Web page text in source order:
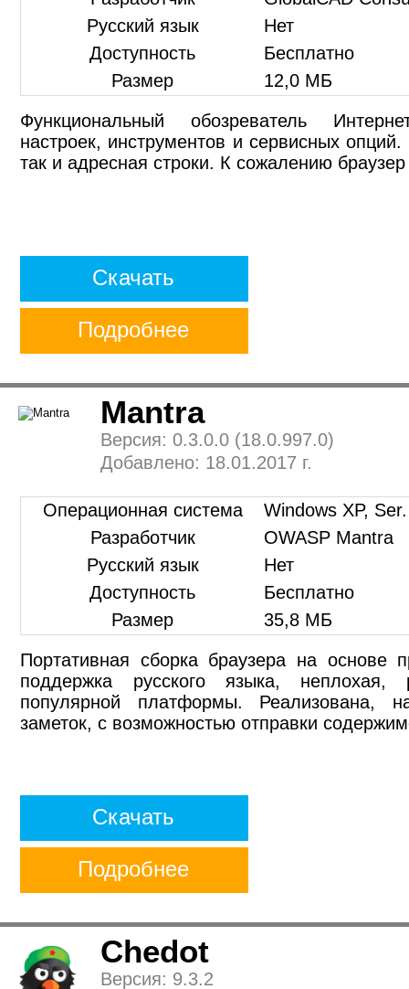
Функциональный обозреватель
настроек, инструментов и сервисных опций.
так и адресная строки. К сожалению
Русский язык
Нет
Доступность
Бесплатно
Размер
12,0 МБ
Подробнее
Скачать
Портативная сборка браузера на основе
поддержка русского языка, неплохая,
популярной платформы. Реализована,
заметок, с возможностью отправки
Операционная система
Windows XP,
Разработчик
OWASP Mantra
Русский язык
Нет
Доступность
Бесплатно
Размер
35,8 МБ
Подробнее
Скачать
Версия: 0.3.0.0 (18.0.997.0)
Добавлено: 18.01.2017 г.
Mantra
Версия: 9.3.2
Chedot